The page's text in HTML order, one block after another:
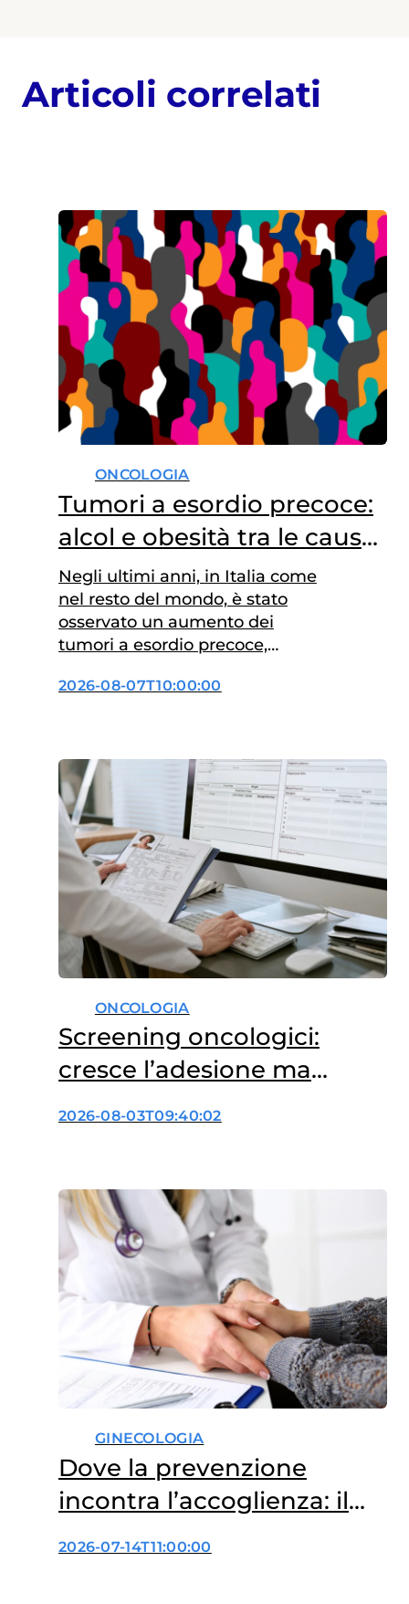
Articoli correlati
ONCOLOGIA
Tumori a esordio precoce:
alcol e obesità tra le cause
principali
Negli ultimi anni, in Italia come
nel resto del mondo, è stato
osservato un aumento dei
tumori a esordio precoce,
Tra i fattori di rischio
aumentano, sia
indipendentemente sia in
modo sinergico, il rischio di
sviluppare tumori della
mammella e…
2026-08-07T10:00:00
ONCOLOGIA
Screening oncologici:
cresce l’adesione ma
ancora troppi divari
2026-08-03T09:40:02
GINECOLOGIA
Dove la prevenzione
incontra l’accoglienza: il
nuovo volto dei consultori
2026-07-14T11:00:00